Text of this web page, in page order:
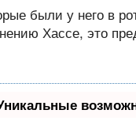
были у него в
Хассе, это